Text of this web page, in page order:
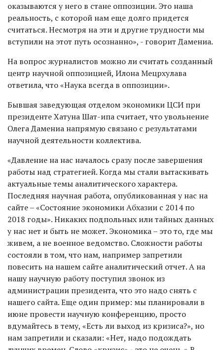
оказываются у него в стане оппозиции. Это наша
реальность, с которой нам еще долго придется
считаться. Несмотря на эти и другие трудности мы
вступили на этот путь осознанно», - говорит Дамениа.
На вопрос журналистов можно ли считать созданный
центр научной оппозицией, Илона Мецрхулава
ответила, что «Наука всегда в оппозиции».
Бывшая заведующая отделом экономики ЦСИ при
президенте Хатуна Шат-ипа считает, что увольнение
Олега Дамениа напрямую связано с результатами
научной деятельности коллектива.
«Давление на нас началось сразу после завершения
работы над стратегией. Когда мы стали вытаскивать
актуальные темы аналитического характера.
Последняя научная работа, опубликованная у нас на
сайте – «Состояние экономики Абхазии с 2014 по
2018 годы». Никаких подпольных или тайных данных
у нас нет и быть не может. Экономика – это то, где мы
живем, а не военное ведомство. Сложности работы
состояли в том, что нам, например запретили
повесить на нашем сайте аналитический отчет. А на
нашу научную работу поступил звонок из
администрации президента, что это надо снять с
нашего сайта. Еще один пример: мы планировали в
июне провести научную конференцию, просто
вдумайтесь в тему, «Есть ли выход из кризиса?», но
нам запретили и сказали: «Нет, надо подождать